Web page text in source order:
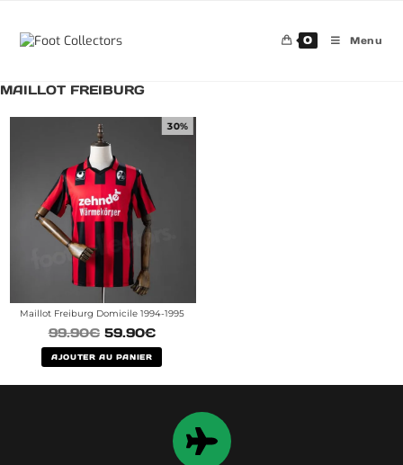
0 Menu
MAILLOT FREIBURG
30%
Maillot Freiburg Domicile 1994-1995
99.90€ 59.90€
AJOUTER AU PANIER